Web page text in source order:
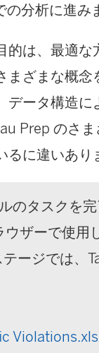
分析に進み
的は、最適
まざまな概
データ構造
Prep のさ
に違いあり
のタスクを
ウザーで使用
ージでは、